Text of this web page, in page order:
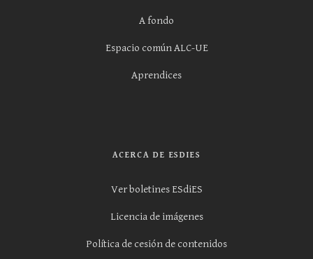
A fondo
Espacio común ALC-UE
Aprendices
ACERCA DE ESDIES
Ver boletines ESdiES
Licencia de imágenes
Política de cesión de contenidos